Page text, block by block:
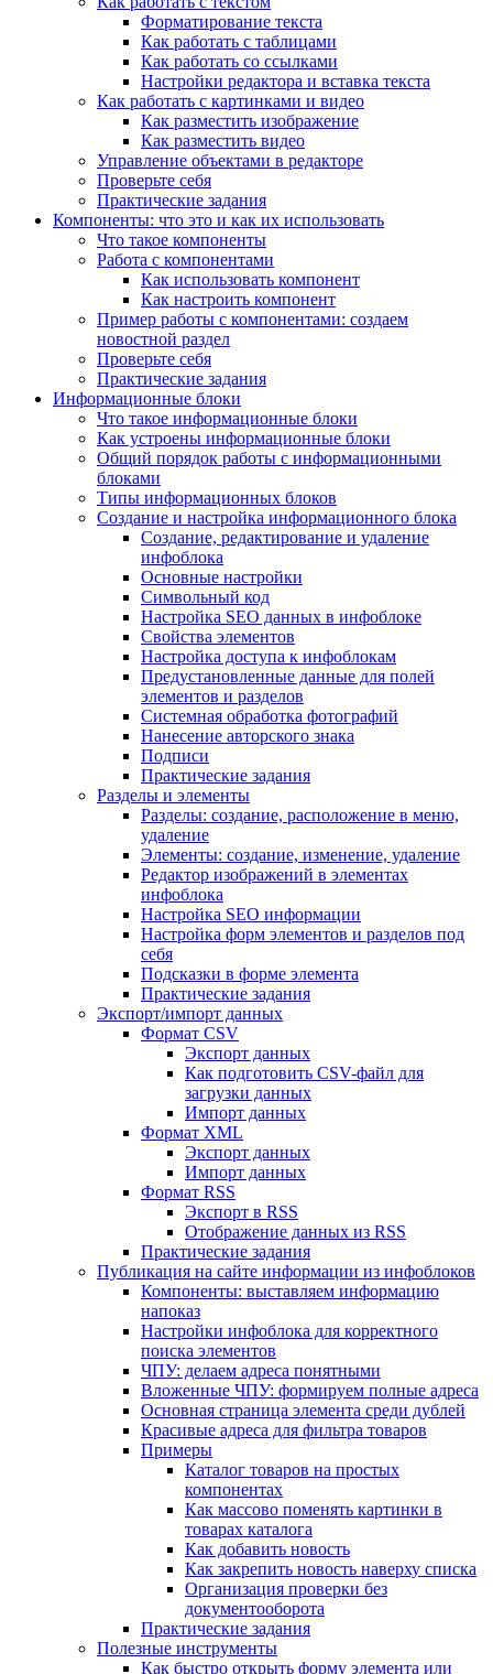
Форматирование текста
Как работать с таблицами
Как работать со ссылками
Настройки редактора и вставка текста
Как работать с картинками и видео
Как разместить изображение
Как разместить видео
Управление объектами в редакторе
Проверьте себя
Практические задания
Компоненты: что это и как их использовать
Что такое компоненты
Работа с компонентами
Как использовать компонент
Как настроить компонент
Пример работы с компонентами: создаем
новостной раздел
Проверьте себя
Практические задания
Информационные блоки
Что такое информационные блоки
Как устроены информационные блоки
Общий порядок работы с информационными
блоками
Типы информационных блоков
Создание и настройка информационного блока
Создание, редактирование и удаление
инфоблока
Основные настройки
Символьный код
Настройка SEO данных в инфоблоке
Свойства элементов
Настройка доступа к инфоблокам
Предустановленные данные для полей
элементов и разделов
Системная обработка фотографий
Нанесение авторского знака
Подписи
Практические задания
Разделы и элементы
Разделы: создание, расположение в меню,
удаление
Элементы: создание, изменение, удаление
Редактор изображений в элементах
инфоблока
Настройка SEO информации
Настройка форм элементов и разделов под
себя
Подсказки в форме элемента
Практические задания
Экспорт/импорт данных
Формат CSV
Экспорт данных
Как подготовить CSV-файл для
загрузки данных
Импорт данных
Формат XML
Экспорт данных
Импорт данных
Формат RSS
Экспорт в RSS
Отображение данных из RSS
Практические задания
Публикация на сайте информации из инфоблоков
Компоненты: выставляем информацию
напоказ
Настройки инфоблока для корректного
поиска элементов
ЧПУ: делаем адреса понятными
Вложенные ЧПУ: формируем полные адреса
Основная страница элемента среди дублей
Красивые адреса для фильтра товаров
Примеры
Каталог товаров на простых
компонентах
Как массово поменять картинки в
товарах каталога
Как добавить новость
Как закрепить новость наверху списка
Организация проверки без
документооборота
Практические задания
Полезные инструменты
Как быстро открыть форму элемента или